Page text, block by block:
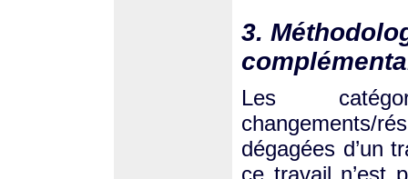
3.
Les
changements/
dégagées d’un
ce travail n’est